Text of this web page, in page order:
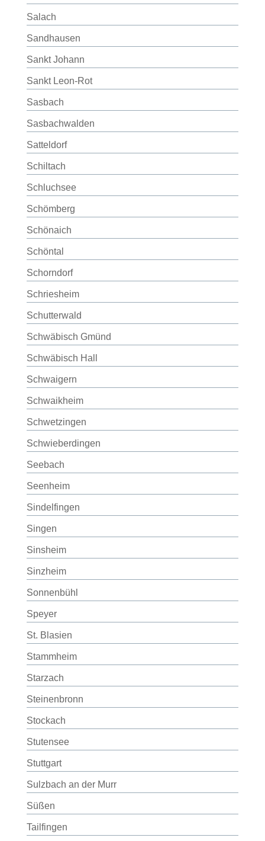
Salach
Sandhausen
Sankt Johann
Sankt Leon-Rot
Sasbach
Sasbachwalden
Satteldorf
Schiltach
Schluchsee
Schömberg
Schönaich
Schöntal
Schorndorf
Schriesheim
Schutterwald
Schwäbisch Gmünd
Schwäbisch Hall
Schwaigern
Schwaikheim
Schwetzingen
Schwieberdingen
Seebach
Seenheim
Sindelfingen
Singen
Sinsheim
Sinzheim
Sonnenbühl
Speyer
St. Blasien
Stammheim
Starzach
Steinenbronn
Stockach
Stutensee
Stuttgart
Sulzbach an der Murr
Süßen
Tailfingen